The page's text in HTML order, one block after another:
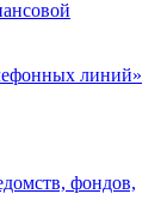
линий»
фондов,